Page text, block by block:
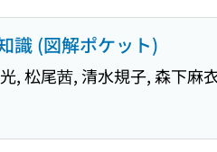
識 (図解ポケット)
, 松尾茜, 清水規子, 森下麻